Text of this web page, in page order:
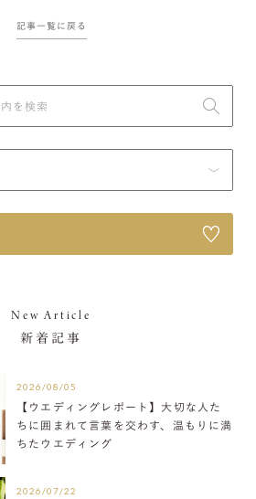
記事一覧に戻る
New Article
新着記事
2026/08/05
【ウエディングレポート】大切な人た
ちに囲まれて言葉を交わす、温もりに満
ちたウエディング
2026/07/22